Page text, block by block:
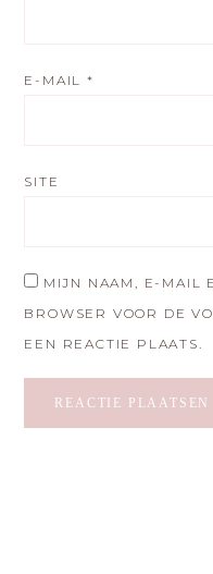
E-MAIL*
SITE
MIJN NAAM, E-MAIL
BROWSER VOOR DE
EEN REACTIE PLAATS.